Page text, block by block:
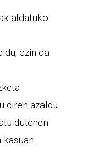
aldatuko
ezin da
diren azaldu
dutenen